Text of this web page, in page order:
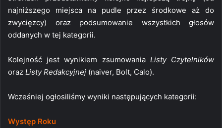
najniższego miejsca na pudle przez środkowe aż do
zwycięzcy) oraz podsumowanie wszystkich głosów
oddanych w tej kategorii.
Kolejność jest wynikiem zsumowania Listy Czytelników
oraz Listy Redakcyjnej (naiver, Bolt, Calo).
Wcześniej ogłosiliśmy wyniki następujących kategorii:
Występ Roku